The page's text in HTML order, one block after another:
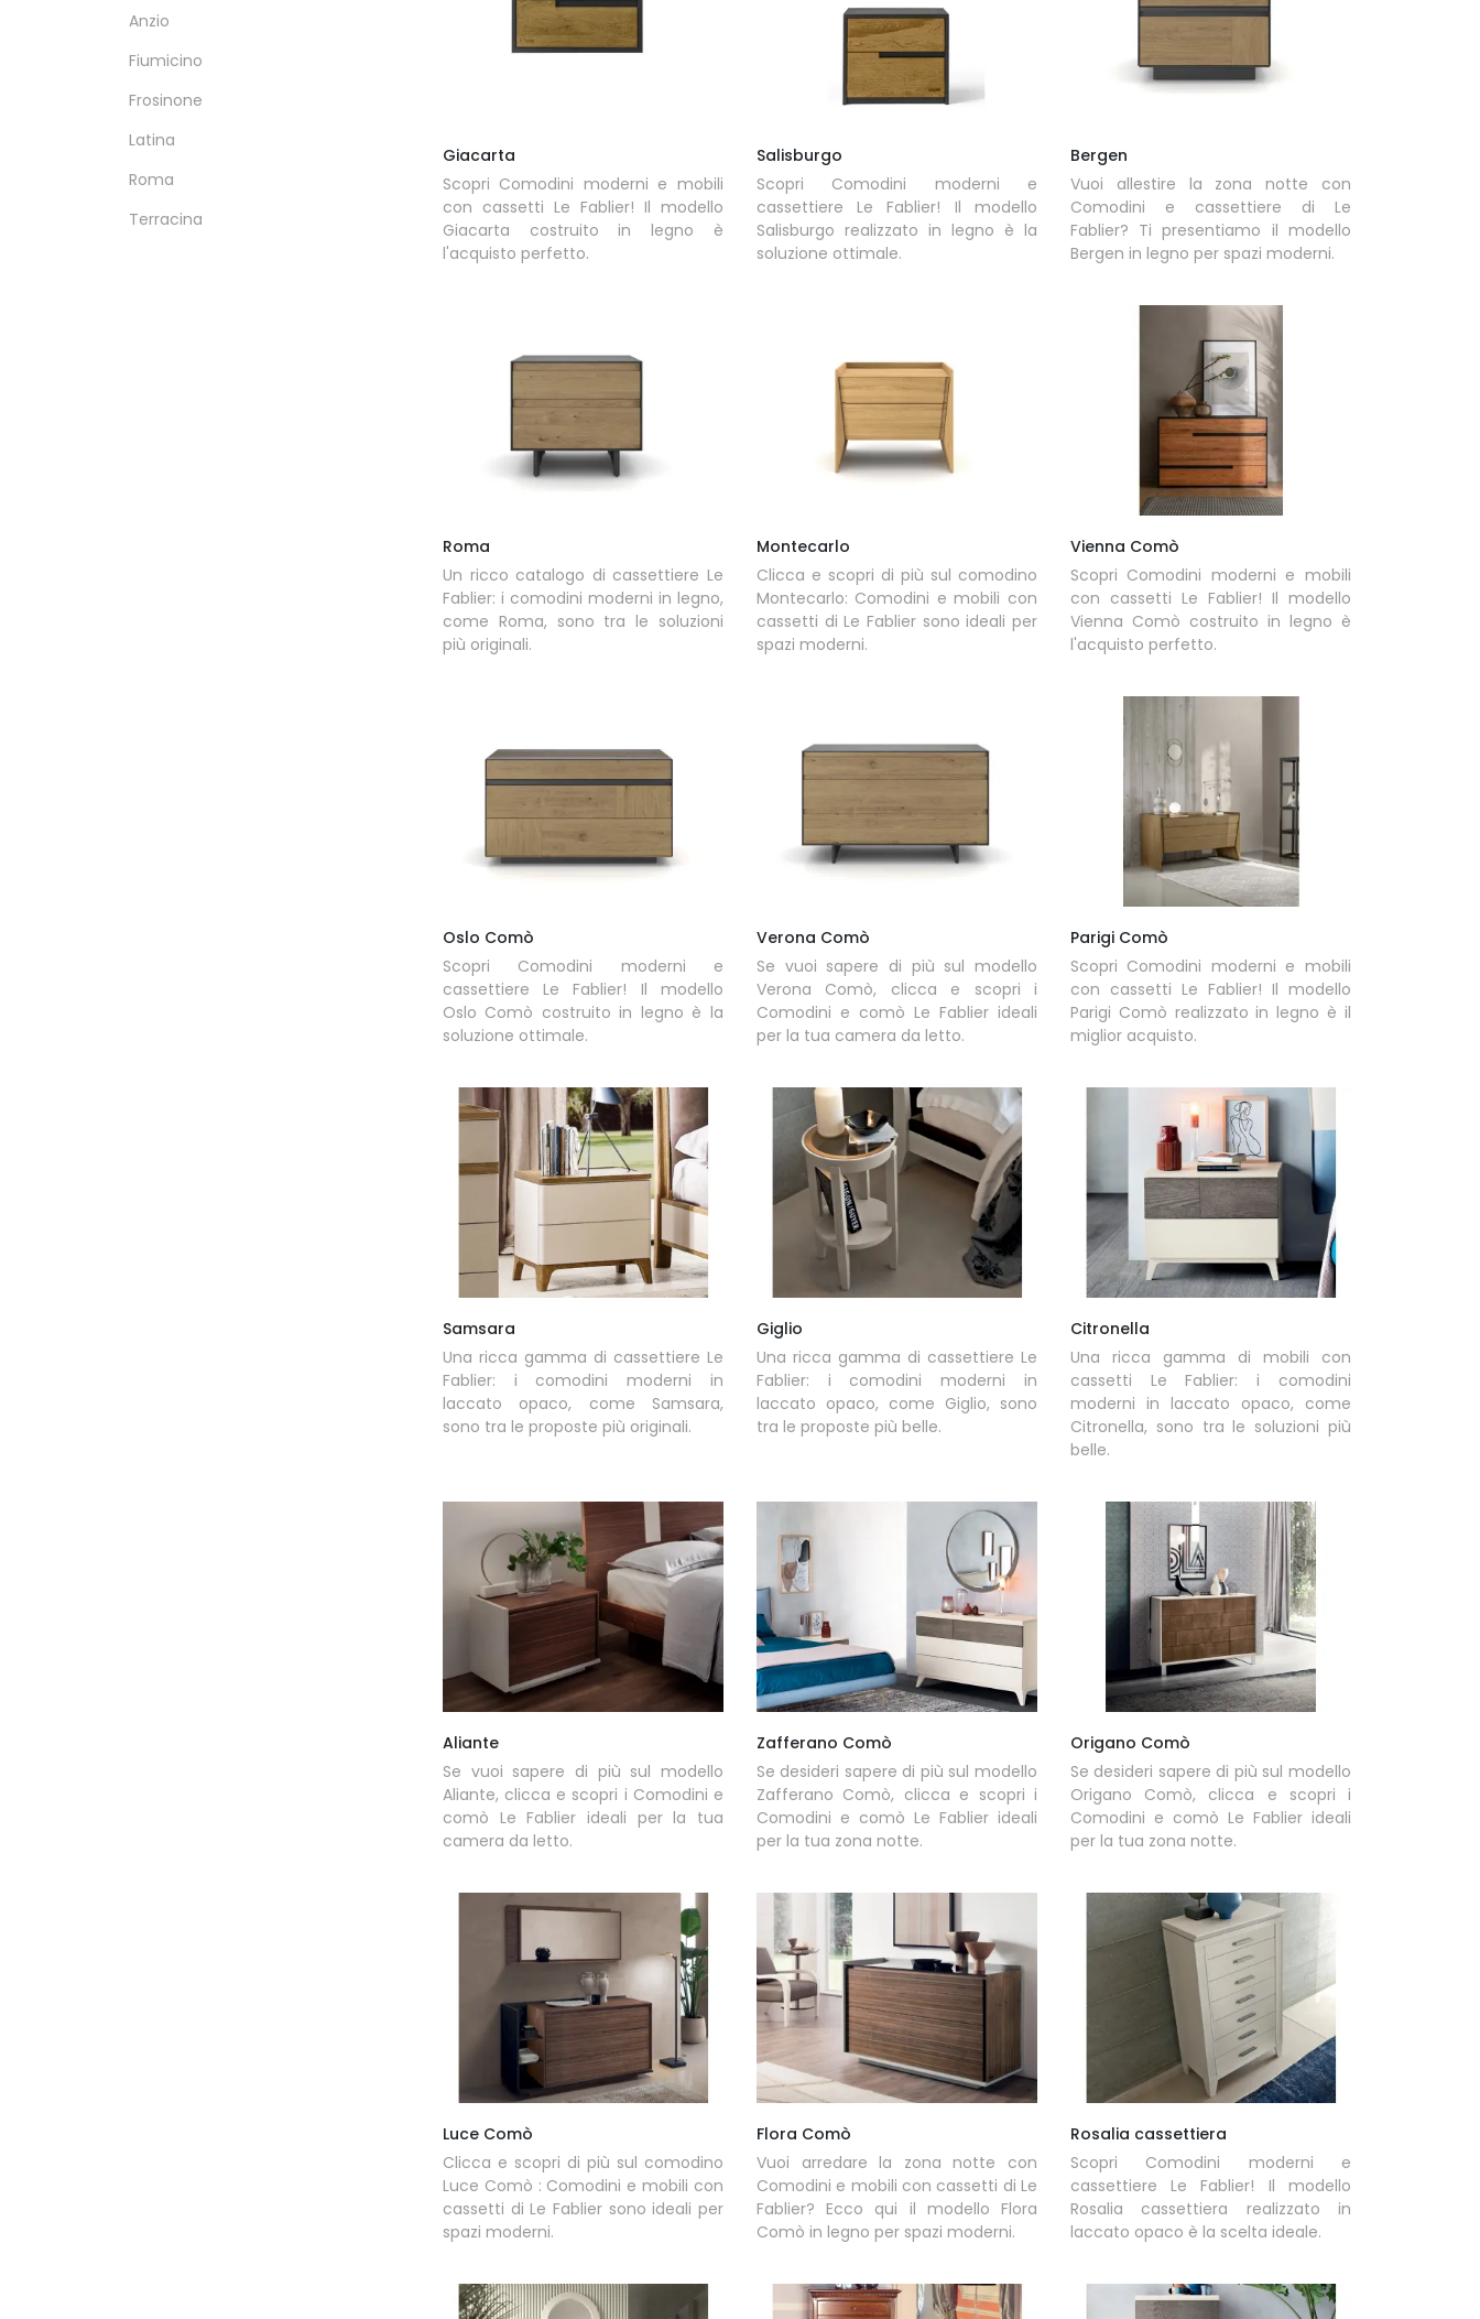
Giacarta
Scopri Comodini moderni e mobili
con cassetti Le Fablier! Il modello
Giacarta costruito in legno è
l'acquisto perfetto.
Salisburgo
Scopri Comodini moderni e
cassettiere Le Fablier! Il modello
Salisburgo realizzato in legno è la
soluzione ottimale.
Bergen
Vuoi allestire la zona notte con
Comodini e cassettiere di Le
Fablier? Ti presentiamo il modello
Bergen in legno per spazi moderni.
Roma
Un ricco catalogo di cassettiere Le
Fablier: i comodini moderni in legno,
come Roma, sono tra le soluzioni
più originali.
Montecarlo
Clicca e scopri di più sul comodino
Montecarlo: Comodini e mobili con
cassetti di Le Fablier sono ideali per
spazi moderni.
Vienna Comò
Scopri Comodini moderni e mobili
con cassetti Le Fablier! Il modello
Vienna Comò costruito in legno è
l'acquisto perfetto.
Oslo Comò
Scopri Comodini moderni e
cassettiere Le Fablier! Il modello
Oslo Comò costruito in legno è la
soluzione ottimale.
Verona Comò
Se vuoi sapere di più sul modello
Verona Comò, clicca e scopri i
Comodini e comò Le Fablier ideali
per la tua camera da letto.
Parigi Comò
Scopri Comodini moderni e mobili
con cassetti Le Fablier! Il modello
Parigi Comò realizzato in legno è il
miglior acquisto.
Samsara
Una ricca gamma di cassettiere Le
Fablier: i comodini moderni in
laccato opaco, come Samsara,
sono tra le proposte più originali.
Giglio
Una ricca gamma di cassettiere Le
Fablier: i comodini moderni in
laccato opaco, come Giglio, sono
tra le proposte più belle.
Citronella
Una ricca gamma di mobili con
cassetti Le Fablier: i comodini
moderni in laccato opaco, come
Citronella, sono tra le soluzioni più
belle.
Aliante
Se vuoi sapere di più sul modello
Aliante, clicca e scopri i Comodini e
comò Le Fablier ideali per la tua
camera da letto.
Zafferano Comò
Se desideri sapere di più sul modello
Zafferano Comò, clicca e scopri i
Comodini e comò Le Fablier ideali
per la tua zona notte.
Origano Comò
Se desideri sapere di più sul modello
Origano Comò, clicca e scopri i
Comodini e comò Le Fablier ideali
per la tua zona notte.
Luce Comò
Clicca e scopri di più sul comodino
Luce Comò : Comodini e mobili con
cassetti di Le Fablier sono ideali per
spazi moderni.
Flora Comò
Vuoi arredare la zona notte con
Comodini e mobili con cassetti di Le
Fablier? Ecco qui il modello Flora
Comò in legno per spazi moderni.
Rosalia cassettiera
Scopri Comodini moderni e
cassettiere Le Fablier! Il modello
Rosalia cassettiera realizzato in
laccato opaco è la scelta ideale.
Anzio
Fiumicino
Frosinone
Latina
Roma
Terracina